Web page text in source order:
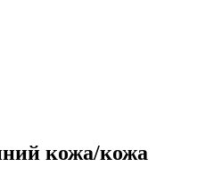
кожа/кожа